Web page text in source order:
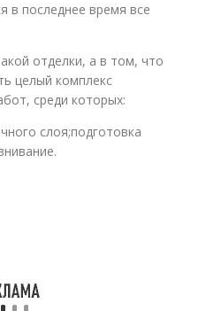
в последнее время все
отделки, а в том, что
целый комплекс
среди которых:
слоя;подготовка